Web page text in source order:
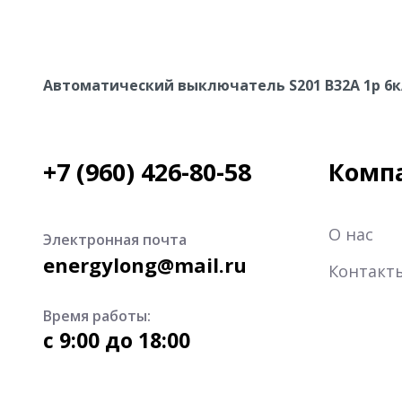
Автоматический выключатель S201 B32А 1p
+7 (960) 426-80-58
Электронная почта
energylong@mail.ru
Время работы:
c 9:00 до 18:00
О нас